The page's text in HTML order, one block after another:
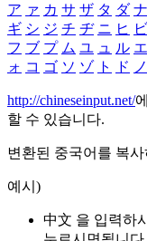
ア ァ カ サ ザ タ ダ ナ
ギ シ ジ チ ヂ ニ ヒ ビ
フ ブ プ ム ユ ュ ル エ
ォ コ ゴ ソ ゾ ト ド ノ
http://chineseinput.net/
할 수 있습니다.
변환된 중국어를 복
예시)
中文 을 입력하